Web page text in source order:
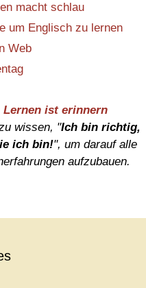
macht schlau
um Englisch zu lernen
Web
Lernen ist erinnern
wissen, "Ich bin richtig,
ich bin!", um darauf alle
aufzubauen.